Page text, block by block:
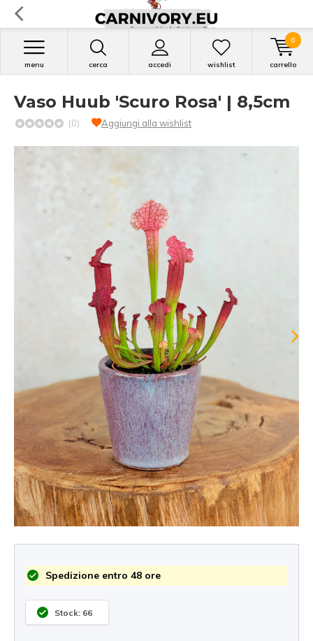
cerca accedi
menu wishlist carrello
0
Vaso Huub 'Scuro Rosa' | 8,5cm
(0) Aggiungi alla wishlist
Spedizione entro 48 ore
Stock: 66